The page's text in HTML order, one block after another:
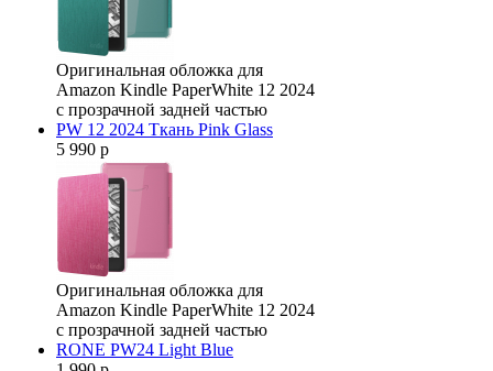
Оригинальная обложка для
Amazon Kindle PaperWhite 12 2024
с прозрачной задней частью
PW 12 2024 Ткань Pink Glass
5 990 р
Оригинальная обложка для
Amazon Kindle PaperWhite 12 2024
с прозрачной задней частью
RONE PW24 Light Blue